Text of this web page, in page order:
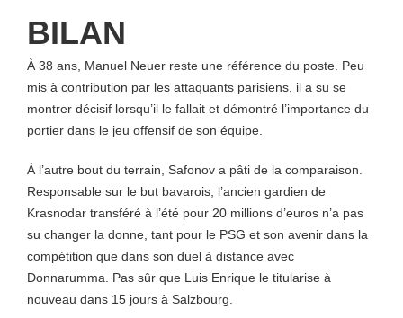
BILAN
À 38 ans, Manuel Neuer reste une référence du poste. Peu
mis à contribution par les attaquants parisiens, il a su se
montrer décisif lorsqu’il le fallait et démontré l’importance du
portier dans le jeu offensif de son équipe.
À l’autre bout du terrain, Safonov a pâti de la comparaison.
Responsable sur le but bavarois, l’ancien gardien de
Krasnodar transféré à l’été pour 20 millions d’euros n’a pas
su changer la donne, tant pour le PSG et son avenir dans la
compétition que dans son duel à distance avec
Donnarumma. Pas sûr que Luis Enrique le titularise à
nouveau dans 15 jours à Salzbourg.